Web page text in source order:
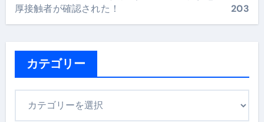
厚接触者が確認された！
203
カテゴリー